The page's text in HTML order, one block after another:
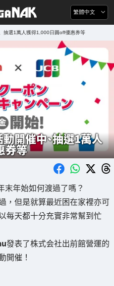
繁體中文
抽選1萬人獲得1,000日圓off優惠券等
開催中、抽選1萬人
券等
年始如何渡過了嗎？
，但是就算最近困在家裡亦可
每天都十分充實非常幫到忙
發表了株式会社出前館營運的
開催！